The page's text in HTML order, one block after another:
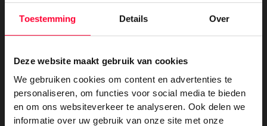
Toestemming Details Over
Deze website maakt gebruik van cookies
We gebruiken cookies om content en advertenties te
personaliseren, om functies voor social media te bieden
en om ons websiteverkeer te analyseren. Ook delen we
informatie over uw gebruik van onze site met onze